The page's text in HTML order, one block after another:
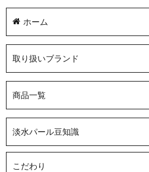
ホーム
取り扱いブランド
商品一覧
淡水パール豆知識
こだわり